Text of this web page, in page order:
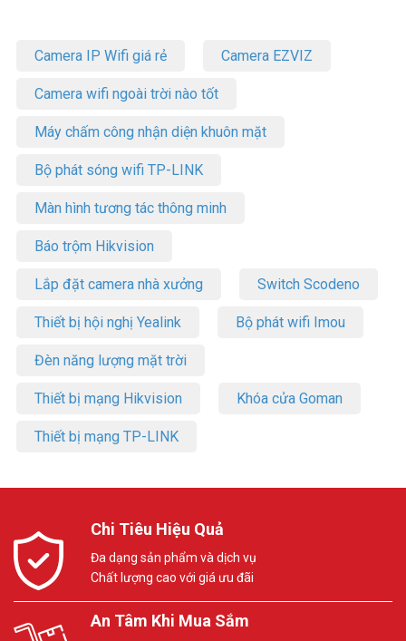
Camera IP Wifi giá rẻ Camera EZVIZ
Camera wifi ngoài trời nào tốt
Máy chấm công nhận diện khuôn mặt
Bộ phát sóng wifi TP-LINK
Màn hình tương tác thông minh
Báo trộm Hikvision
Lắp đặt camera nhà xưởng Switch Scodeno
Thiết bị hội nghị Yealink Bộ phát wifi Imou
Đèn năng lượng mặt trời
Thiết bị mạng Hikvision Khóa cửa Goman
Thiết bị mạng TP-LINK
Chi Tiêu Hiệu Quả
Đa dạng sản phẩm và dịch vụ
Chất lượng cao với giá ưu đãi
An Tâm Khi Mua Sắm